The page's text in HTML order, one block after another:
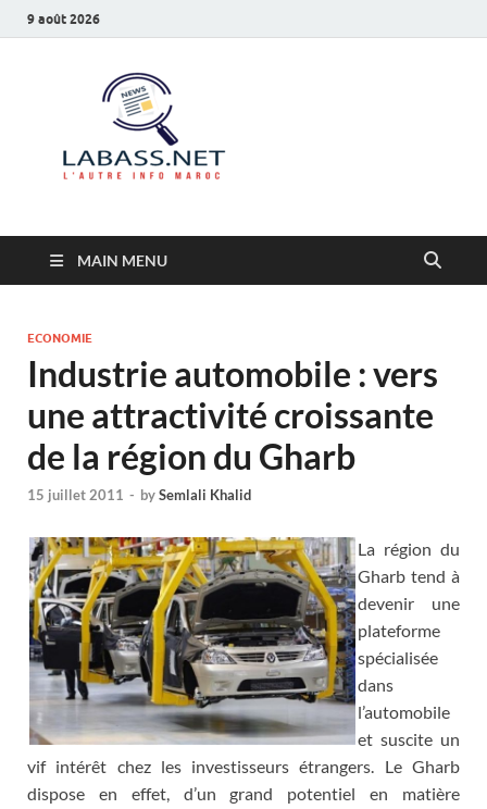
9 août 2026
MAIN MENU
ECONOMIE
Industrie automobile : vers
une attractivité croissante
de la région du Gharb
15 juillet 2011 - bySemlali Khalid
La région du
Gharb tend à
devenir une
plateforme
spécialisée
dans
l’automobile
et suscite un
vif intérêt chez les investisseurs étrangers. Le Gharb
dispose en effet, d’un grand potentiel en matière